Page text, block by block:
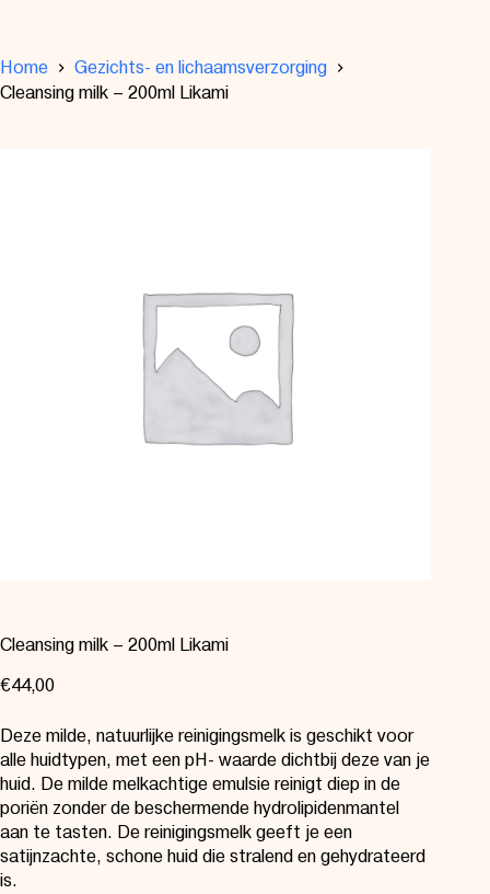
Home
Gezichts- en lichaamsverzorging
Cleansing milk – 200ml Likami
Cleansing milk – 200ml Likami
€44,00
Deze milde, natuurlijke reinigingsmelk is geschikt voor
alle huidtypen, met een pH- waarde dichtbij deze van je
huid. De milde melkachtige emulsie reinigt diep in de
poriën zonder de beschermende hydrolipidenmantel
aan te tasten. De reinigingsmelk geeft je een
satijnzachte, schone huid die stralend en gehydrateerd
is.